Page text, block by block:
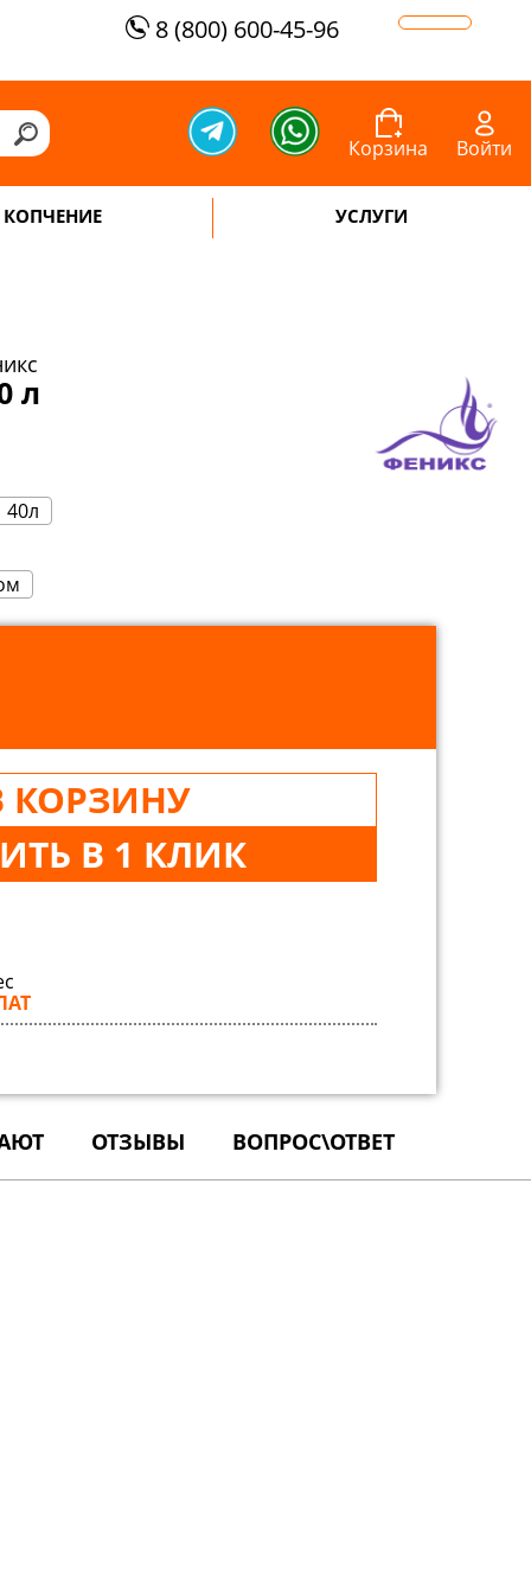
8 (800) 600-45-96
Корзина Войти
КОПЧЕНИЕ УСЛУГИ
л
40л
КОРЗИНУ
В 1 КЛИК
ОТЗЫВЫ ВОПРОС\ОТВЕТ